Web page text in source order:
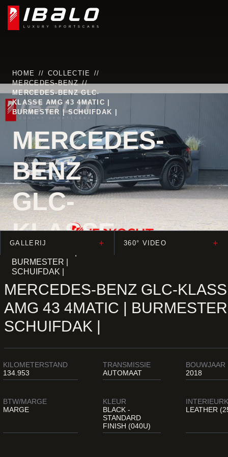
HOME
COLLECTIE
MERCEDES-BENZ
MERCEDES-BENZ GLC-
KLASSE AMG 43 4MATIC |
BURMESTER | SCHUIFDAK |
MERCEDES-
BENZ
GLC-
KLASSE
BURMESTER |
SCHUIFDAK |
GALLERIJ + 360° VIDEO +
MERCEDES-BENZ GLC-
AMG 43 4MATIC |
SCHUIFDAK |
KILOMETERSTAND
134.953
TRANSMISSIE
AUTOMAAT
BOUWJAAR
2018
BTW/MARGE
MARGE
KLEUR
BLACK -
STANDARD
FINISH (040U)
LEATHER